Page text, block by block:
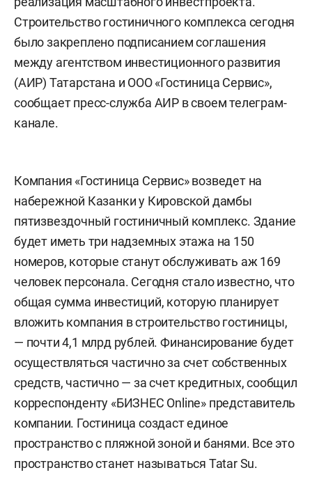
Строительство гостиничного комплекса сегодня
было закреплено подписанием соглашения
между агентством инвестиционного развития
(АИР) Татарстана и ООО «Гостиница Сервис»,
сообщает пресс-служба АИР в своем телеграм-
канале.
Компания «Гостиница Сервис» возведет на
набережной Казанки у Кировской дамбы
пятизвездочный гостиничный комплекс. Здание
будет иметь три надземных этажа на 150
номеров, которые станут обслуживать аж 169
человек персонала. Сегодня стало известно, что
общая сумма инвестиций, которую планирует
вложить компания в строительство гостиницы,
— почти 4,1 млрд рублей. Финансирование будет
осуществляться частично за счет собственных
средств, частично — за счет кредитных, сообщил
корреспонденту «БИЗНЕС Online» представитель
компании. Гостиница создаст единое
пространство с пляжной зоной и банями. Все это
пространство станет называться Tatar Su.